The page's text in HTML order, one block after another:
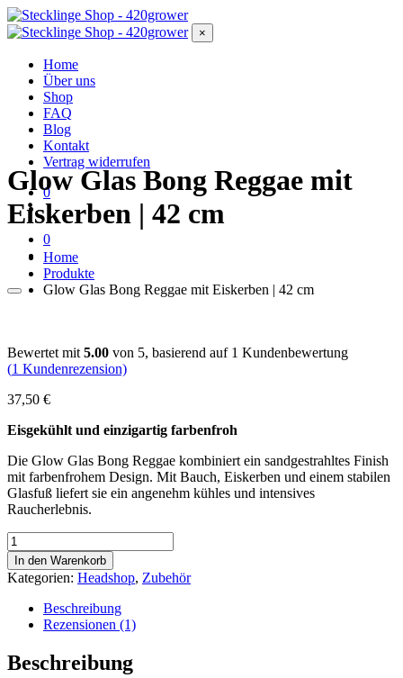
×
Home
Über uns
Shop
FAQ
Blog
Kontakt
Vertrag widerrufen
0
0
Glow Glas Bong Reggae mit
Eiskerben | 42 cm
Home
Produkte
Glow Glas Bong Reggae mit Eiskerben | 42 cm
Bewertet mit5.00 von 5, basierend auf 1 Kundenbewertung
(1 Kundenrezension)
37,50 €
Eisgekühlt und einzigartig farbenfroh
Die Glow Glas Bong Reggae kombiniert ein sandgestrahltes Finish
mit farbenfrohem Design. Mit Bauch, Eiskerben und einem stabilen
Glasfuß liefert sie ein angenehm kühles und intensives
Raucherlebnis.
Glow
Glas
Bong
Reggae
Eiskerben
42
cm
In den Warenkorb
Kategorien: Headshop, Zubehör
Beschreibung
Rezensionen (1)
Beschreibung